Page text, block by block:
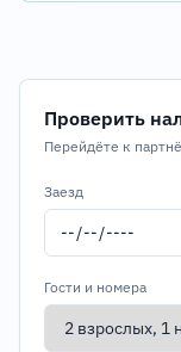
Проверить
Перейдёте к
Заезд
Гости и номера